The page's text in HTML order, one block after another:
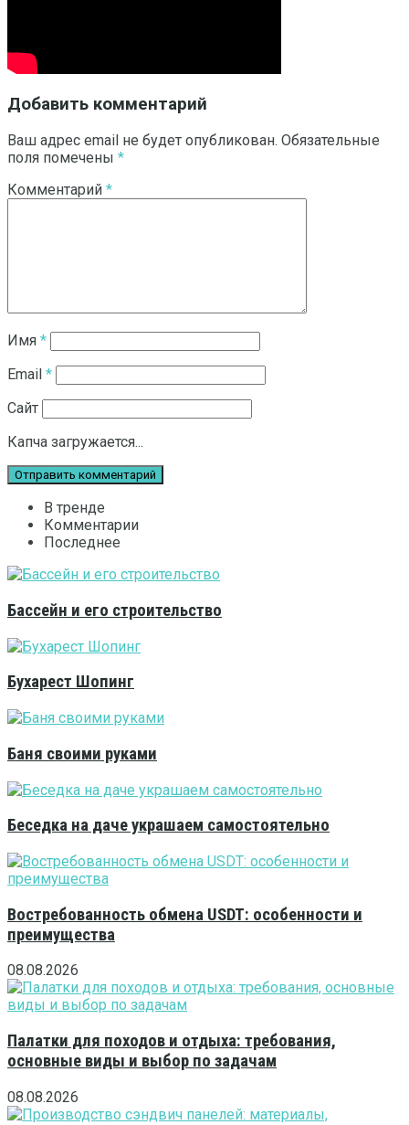
Добавить комментарий
Ваш адрес email не будет опубликован. Обязательные
поля помечены *
Комментарий *
Имя *
Email *
Сайт
Капча загружается...
В тренде
Комментарии
Последнее
Бассейн и его строительство
Бухарест Шопинг
Баня своими руками
Беседка на даче украшаем самостоятельно
Востребованность обмена USDT: особенности и
преимущества
08.08.2026
Палатки для походов и отдыха: требования,
основные виды и выбор по задачам
08.08.2026